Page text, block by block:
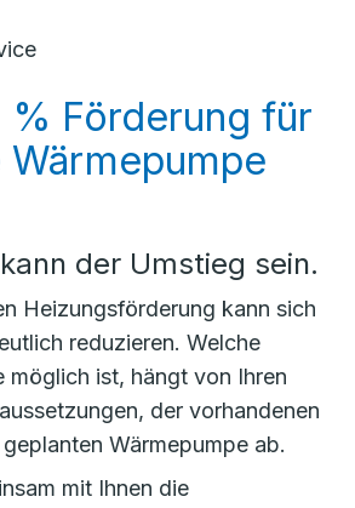
% Förderung für
Wärmepumpe
der Umstieg sein.
Heizungsförderung kann sich
reduzieren. Welche
möglich ist, hängt von Ihren
der vorhandenen
Wärmepumpe ab.
mit Ihnen die